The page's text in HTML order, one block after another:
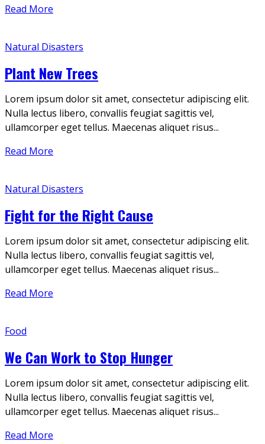
Read More
Natural Disasters
Plant New Trees
Lorem ipsum dolor sit amet, consectetur adipiscing elit.
Nulla lectus libero, convallis feugiat sagittis vel,
ullamcorper eget tellus. Maecenas aliquet risus...
Read More
Natural Disasters
Fight for the Right Cause
Lorem ipsum dolor sit amet, consectetur adipiscing elit.
Nulla lectus libero, convallis feugiat sagittis vel,
ullamcorper eget tellus. Maecenas aliquet risus...
Read More
Food
We Can Work to Stop Hunger
Lorem ipsum dolor sit amet, consectetur adipiscing elit.
Nulla lectus libero, convallis feugiat sagittis vel,
ullamcorper eget tellus. Maecenas aliquet risus...
Read More